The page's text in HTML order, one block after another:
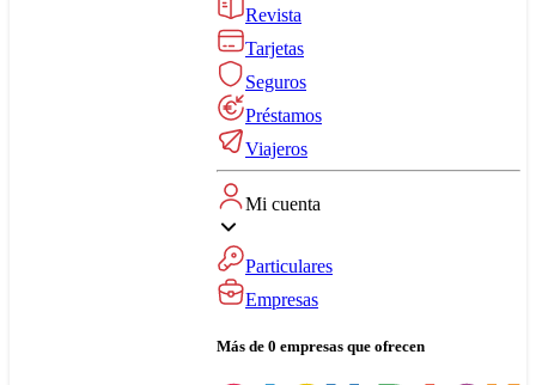
Revista
Tarjetas
Seguros
Préstamos
Viajeros
Mi cuenta
Particulares
Empresas
Más de 0 empresas que ofrecen